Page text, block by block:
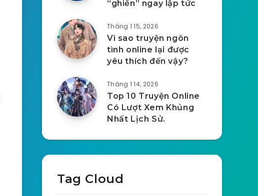
“ghiền” ngay lập tức
Tháng 1 15, 2026
Vì sao truyện ngôn
tình online lại được
yêu thích đến vậy?
Tháng 1 14, 2026
Top 10 Truyện Online
Có Lượt Xem Khủng
Nhất Lịch Sử.
Tag Cloud